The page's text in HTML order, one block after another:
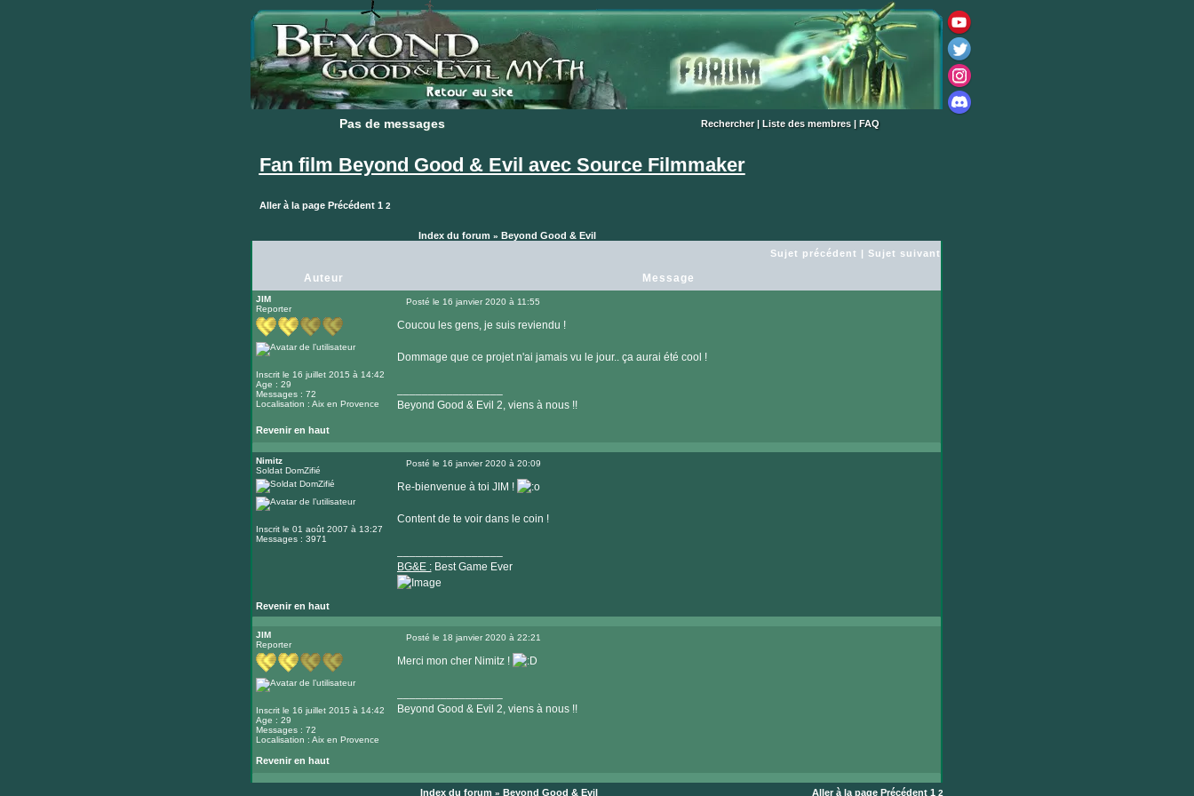
Pas de messages
Pas de messages Rechercher| Liste des membres| FAQ
Fan film Beyond Good & Evil avec Source Filmmaker
Aller à la page Précédent 1 2
Index du forum » Beyond Good & Evil
Sujet précédent | Sujet suivant
Auteur Message
JIM
Reporter
Inscrit le 16 juillet 2015 à 14:42
Age : 29
Messages : 72
Localisation : Aix en Provence
Posté le 16 janvier 2020 à 11:55
Coucou les gens, je suis reviendu !
Dommage que ce projet n'ai jamais vu le jour.. ça aurai été cool !
Beyond Good & Evil 2, viens à nous !!
Revenir en haut
Nimitz
Soldat DomZifié
Inscrit le 01 août 2007 à 13:27
Messages : 3971
Posté le 16 janvier 2020 à 20:09
Re-bienvenue à toi JIM !
Content de te voir dans le coin !
BG&E :Best Game Ever
Revenir en haut
Visiter
site
JIM
Reporter
Inscrit le 16 juillet 2015 à 14:42
Age : 29
Messages : 72
Localisation : Aix en Provence
Posté le 18 janvier 2020 à 22:21
Merci mon cher Nimitz !
Beyond Good & Evil 2, viens à nous !!
Revenir en haut
Index du forum » Beyond Good & Evil Aller à la page Précédent 1 2